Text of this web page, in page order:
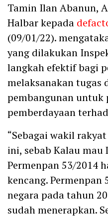
Tamin Ilan Abanun,
Halbar kepada
(09/01/22).
yang dilakukan
langkah efektif bagi
melaksanakan tugas
pembangunan untuk
pemberdayaan
“Sebagai wakil
ini, sebab Kalau mau
Permenpan 53/2014
kencang.
negara pada tahun
sudah menerapkan.